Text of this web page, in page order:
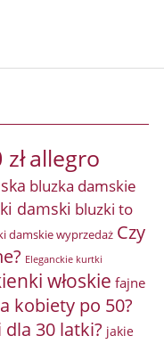
allegro
bluzka damskie
damski bluzki to
damskie wyprzedaż Czy
Eleganckie kurtki
włoskie fajne
kobiety po 50?
dla 30 latki? jakie